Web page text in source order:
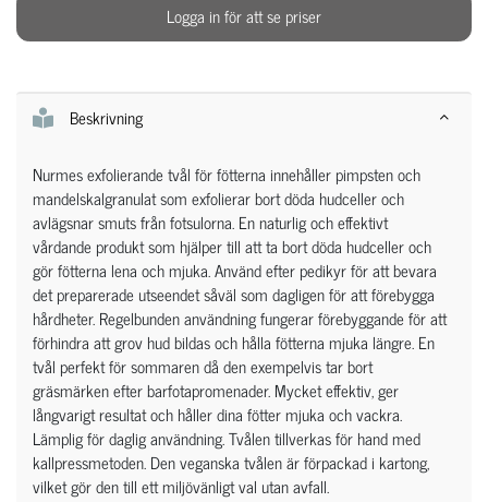
Logga in för att se priser
Beskrivning
Nurmes exfolierande tvål för fötterna innehåller pimpsten och
mandelskalgranulat som exfolierar bort döda hudceller och
avlägsnar smuts från fotsulorna. En naturlig och effektivt
vårdande produkt som hjälper till att ta bort döda hudceller och
gör fötterna lena och mjuka. Använd efter pedikyr för att bevara
det preparerade utseendet såväl som dagligen för att förebygga
hårdheter. Regelbunden användning fungerar förebyggande för att
förhindra att grov hud bildas och hålla fötterna mjuka längre. En
tvål perfekt för sommaren då den exempelvis tar bort
gräsmärken efter barfotapromenader. Mycket effektiv, ger
långvarigt resultat och håller dina fötter mjuka och vackra.
Lämplig för daglig användning. Tvålen tillverkas för hand med
kallpressmetoden. Den veganska tvålen är förpackad i kartong,
vilket gör den till ett miljövänligt val utan avfall.